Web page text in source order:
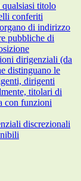
titolo
conferiti
di indirizzo
pubbliche di
dirigenziali (da
distinguano le
dirigenti
titolari di
con funzioni
discrezionali